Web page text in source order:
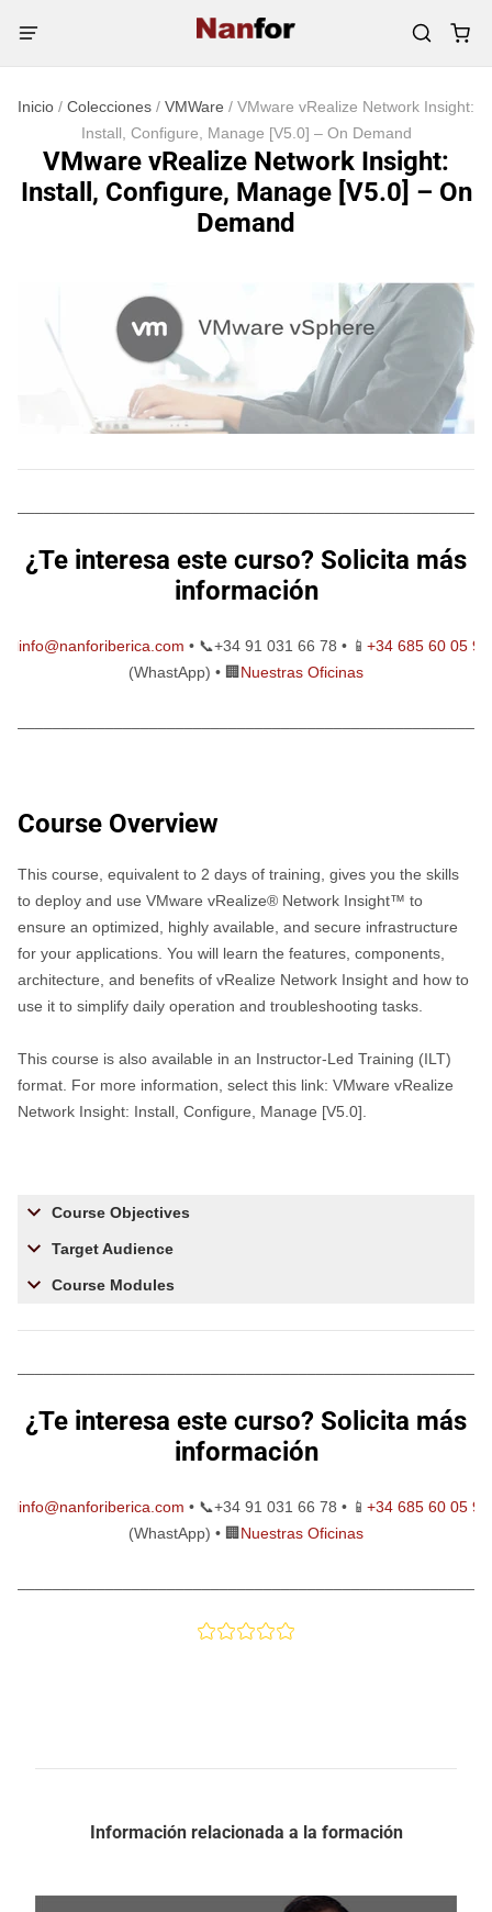
Inicio / Colecciones / VMWare / VMware vRealize Network Insight:
Install, Configure, Manage [V5.0] – On Demand
VMware vRealize Network Insight:
Install, Configure, Manage [V5.0] – On
Demand
¿Te interesa este curso? Solicita más
información
📧info@nanforiberica.com • 📞+34 91 031 66 78 • 📱 +34 685 60 05 91
(WhastApp) • 🏢 Nuestras Oficinas
Course Overview
This course, equivalent to 2 days of training, gives you the skills
to deploy and use VMware vRealize® Network Insight™ to
ensure an optimized, highly available, and secure infrastructure
for your applications. You will learn the features, components,
architecture, and benefits of vRealize Network Insight and how to
use it to simplify daily operation and troubleshooting tasks.
This course is also available in an Instructor-Led Training (ILT)
format. For more information, select this link: VMware vRealize
Network Insight: Install, Configure, Manage [V5.0].
Course Objectives
Target Audience
Course Modules
¿Te interesa este curso? Solicita más
información
📧info@nanforiberica.com • 📞+34 91 031 66 78 • 📱 +34 685 60 05 91
(WhastApp) • 🏢 Nuestras Oficinas
Información relacionada a la formación